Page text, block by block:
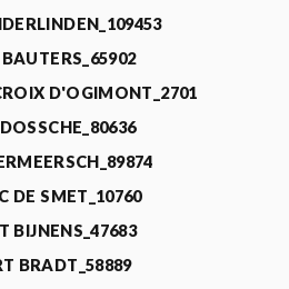
D'OGIMONT_2701
DE SMET_10760
BIJNENS_47683
BRADT_58889